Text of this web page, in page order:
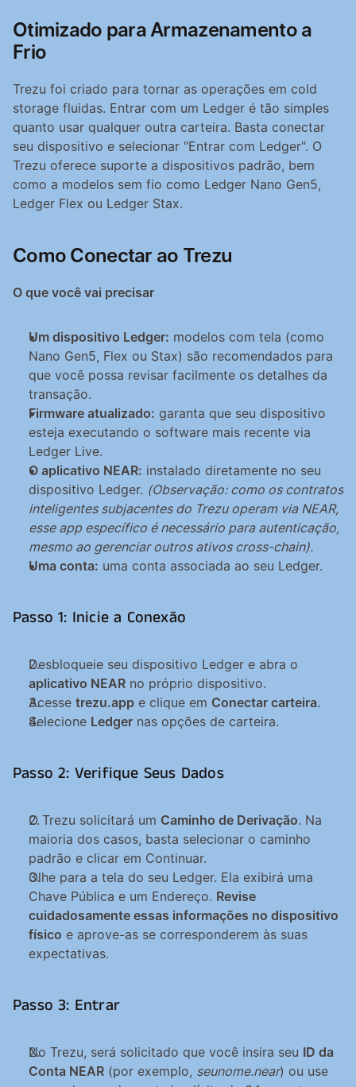
Otimizado para Armazenamento a
Frio
Trezu foi criado para tornar as operações em cold
storage fluidas. Entrar com um Ledger é tão simples
quanto usar qualquer outra carteira. Basta conectar
seu dispositivo e selecionar "Entrar com Ledger". O
Trezu oferece suporte a dispositivos padrão, bem
como a modelos sem fio como Ledger Nano Gen5,
Ledger Flex ou Ledger Stax.
Como Conectar ao Trezu
O que você vai precisar
Um dispositivo Ledger: modelos com tela (como
Nano Gen5, Flex ou Stax) são recomendados para
que você possa revisar facilmente os detalhes da
transação.
Firmware atualizado: garanta que seu dispositivo
esteja executando o software mais recente via
Ledger Live.
O aplicativo NEAR: instalado diretamente no seu
dispositivo Ledger. (Observação: como os contratos
inteligentes subjacentes do Trezu operam via NEAR,
esse app específico é necessário para autenticação,
mesmo ao gerenciar outros ativos cross-chain).
Uma conta: uma conta associada ao seu Ledger.
Passo 1: Inicie a Conexão
aplicativo NEAR no próprio dispositivo.
Acesse trezu.app e clique em Conectar carteira.
Selecione Ledger nas opções de carteira.
Passo 2: Verifique Seus Dados
O Trezu solicitará um Caminho de Derivação. Na
maioria dos casos, basta selecionar o caminho
padrão e clicar em Continuar.
Olhe para a tela do seu Ledger. Ela exibirá uma
Chave Pública e um Endereço. Revise
cuidadosamente essas informações no dispositivo
físico e aprove-as se corresponderem às suas
expectativas.
Passo 3: Entrar
No Trezu, será solicitado que você insira seu ID da
Conta NEAR (por exemplo, seunome.near) ou use